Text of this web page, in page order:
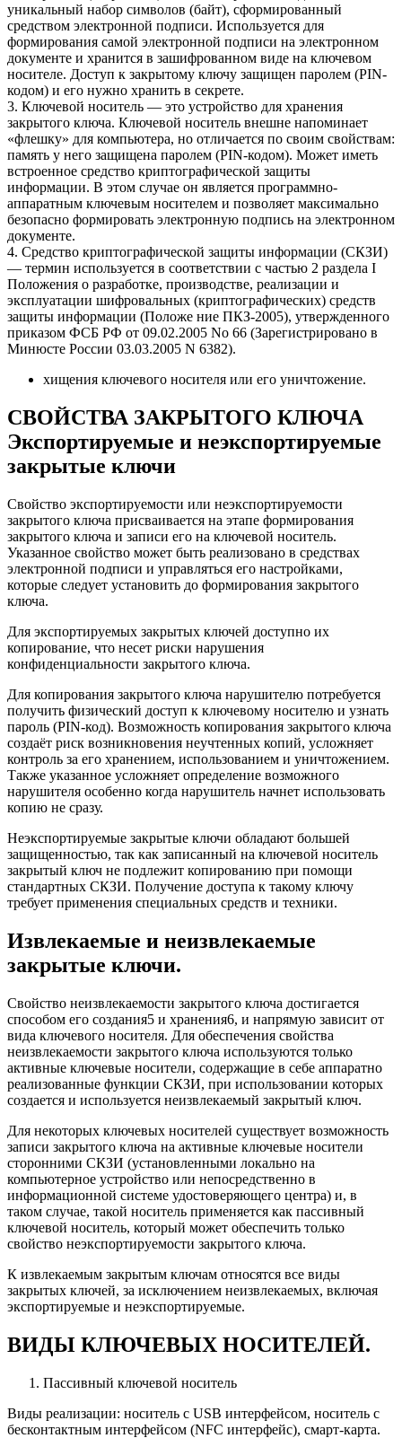
уникальный набор символов (байт), сформированный
средством электронной подписи. Используется для
формирования самой электронной подписи на электронном
документе и хранится в зашифрованном виде на ключевом
носителе. Доступ к закрытому ключу защищен паролем (PIN-
кодом) и его нужно хранить в секрете.
3. Ключевой носитель — это устройство для хранения
закрытого ключа. Ключевой носитель внешне напоминает
«флешку» для компьютера, но отличается по своим свойствам:
память у него защищена паролем (PIN-кодом). Может иметь
встроенное средство криптографической защиты
информации. В этом случае он является программно-
аппаратным ключевым носителем и позволяет максимально
безопасно формировать электронную подпись на электронном
документе.
4. Средство криптографической защиты информации (СКЗИ)
— термин используется в соответствии с частью 2 раздела I
Положения о разработке, производстве, реализации и
эксплуатации шифровальных (криптографических) средств
защиты информации (Положе ние ПКЗ-2005), утвержденного
приказом ФСБ РФ от 09.02.2005 No 66 (Зарегистрировано в
Минюсте России 03.03.2005 N 6382).
хищения ключевого носителя или его уничтожение.
СВОЙСТВА ЗАКРЫТОГО КЛЮЧА
Экспортируемые и неэкспортируемые
закрытые ключи
Свойство экспортируемости или неэкспортируемости
закрытого ключа присваивается на этапе формирования
закрытого ключа и записи его на ключевой носитель.
Указанное свойство может быть реализовано в средствах
электронной подписи и управляться его настройками,
которые следует установить до формирования закрытого
ключа.
Для экспортируемых закрытых ключей доступно их
копирование, что несет риски нарушения
конфиденциальности закрытого ключа.
Для копирования закрытого ключа нарушителю потребуется
получить физический доступ к ключевому носителю и узнать
пароль (PIN-код). Возможность копирования закрытого ключа
создаёт риск возникновения неучтенных копий, усложняет
контроль за его хранением, использованием и уничтожением.
Также указанное усложняет определение возможного
нарушителя особенно когда нарушитель начнет использовать
копию не сразу.
Неэкспортируемые закрытые ключи обладают большей
защищенностью, так как записанный на ключевой носитель
закрытый ключ не подлежит копированию при помощи
стандартных СКЗИ. Получение доступа к такому ключу
требует применения специальных средств и техники.
Извлекаемые и неизвлекаемые
закрытые ключи.
Свойство неизвлекаемости закрытого ключа достигается
способом его создания5 и хранения6, и напрямую зависит от
вида ключевого носителя. Для обеспечения свойства
неизвлекаемости закрытого ключа используются только
активные ключевые носители, содержащие в себе аппаратно
реализованные функции СКЗИ, при использовании которых
создается и используется неизвлекаемый закрытый ключ.
Для некоторых ключевых носителей существует возможность
записи закрытого ключа на активные ключевые носители
сторонними СКЗИ (установленными локально на
компьютерное устройство или непосредственно в
информационной системе удостоверяющего центра) и, в
таком случае, такой носитель применяется как пассивный
ключевой носитель, который может обеспечить только
свойство неэкспортируемости закрытого ключа.
К извлекаемым закрытым ключам относятся все виды
закрытых ключей, за исключением неизвлекаемых, включая
экспортируемые и неэкспортируемые.
ВИДЫ КЛЮЧЕВЫХ НОСИТЕЛЕЙ.
Пассивный ключевой носитель
Виды реализации: носитель с USB интерфейсом, носитель с
бесконтактным интерфейсом (NFC интерфейс), смарт-карта.